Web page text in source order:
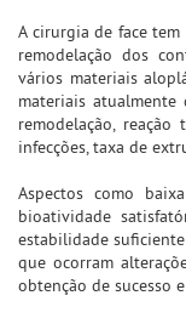
A cirurgia de face
remodelação dos
vários materiais
materiais atualmente
remodelação, reação
infecções, taxa de
Aspectos como
bioatividade
estabilidade
que ocorram
obtenção de sucesso